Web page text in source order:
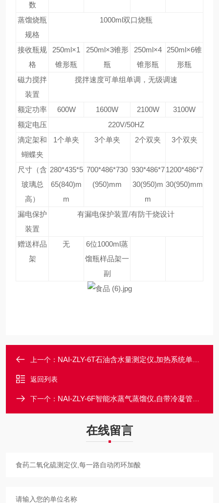
数
蒸馏烧瓶
规格
1000ml双口烧瓶
接收瓶规
格
250ml×1
锥形瓶
250ml×3锥形
瓶
250ml×4
锥形瓶
250ml×6锥
形瓶
磁力搅拌
装置
搅拌速度可单组单调，无级调速
额定功率 600W 1600W 2100W
3100W
额定电压
220V/50HZ
滴定架和
蝴蝶夹
1个单夹 3个单夹 2个双夹 3个双夹
尺寸（含
玻璃总
高）
280*435*5
65(840)m
m
700*486*730
(950)mm
930*486*7
30(950)m
m
1200*486*7
30(950)mm
漏电保护
装置
有漏电保护装置/有防干烧设计
赠送样品
架
无
6位1000ml蒸
馏瓶样品架一
副
上一个： NAI-ZLY-6T石油含水量测定仪,加热系统单孔单控
返回列表
下一个： NAI-ZLY-6F智能水蒸气蒸馏仪,自带冷凝管路清洗功能
在线留言